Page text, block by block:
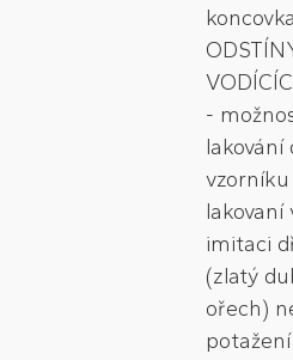
-
lakování
lakovaní
imitaci
(zlatý
ořech)
potažení